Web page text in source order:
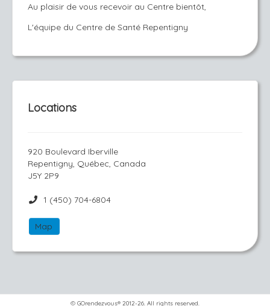
Au plaisir de vous recevoir au Centre bientôt,
L'équipe du Centre de Santé Repentigny
Locations
920 Boulevard Iberville
Repentigny, Québec, Canada
J5Y 2P9
1 (450) 704-6804
Map
© GOrendezvous® 2012-26. All rights reserved.